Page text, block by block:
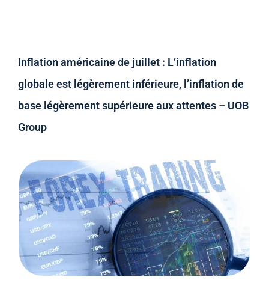
Inflation américaine de juillet : L’inflation
globale est légèrement inférieure, l’inflation de
base légèrement supérieure aux attentes – UOB
Group